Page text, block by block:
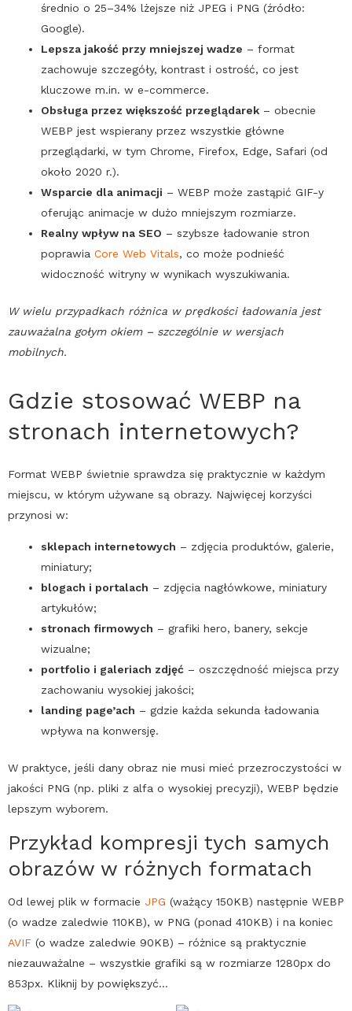
średnio o 25–34% lżejsze niż JPEG i PNG (źródło:
Google).
Lepsza jakość przy mniejszej wadze – format
zachowuje szczegóły, kontrast i ostrość, co jest
kluczowe m.in. w e-commerce.
Obsługa przez większość przeglądarek – obecnie
WEBP jest wspierany przez wszystkie główne
przeglądarki, w tym Chrome, Firefox, Edge, Safari (od
około 2020 r.).
Wsparcie dla animacji – WEBP może zastąpić GIF-y
oferując animacje w dużo mniejszym rozmiarze.
Realny wpływ na SEO – szybsze ładowanie stron
poprawia Core Web Vitals, co może podnieść
widoczność witryny w wynikach wyszukiwania.
W wielu przypadkach różnica w prędkości ładowania jest
zauważalna gołym okiem – szczególnie w wersjach
mobilnych.
Gdzie stosować WEBP na
stronach internetowych?
Format WEBP świetnie sprawdza się praktycznie w każdym
miejscu, w którym używane są obrazy. Najwięcej korzyści
przynosi w:
sklepach internetowych – zdjęcia produktów, galerie,
miniatury;
blogach i portalach – zdjęcia nagłówkowe, miniatury
artykułów;
stronach firmowych – grafiki hero, banery, sekcje
wizualne;
portfolio i galeriach zdjęć – oszczędność miejsca przy
zachowaniu wysokiej jakości;
landing page’ach – gdzie każda sekunda ładowania
wpływa na konwersję.
W praktyce, jeśli dany obraz nie musi mieć przezroczystości w
jakości PNG (np. pliki z alfa o wysokiej precyzji), WEBP będzie
lepszym wyborem.
Przykład kompresji tych samych
obrazów w różnych formatach
Od lewej plik w formacie JPG (ważący 150KB) następnie WEBP
(o wadze zaledwie 110KB), w PNG (ponad 410KB) i na koniec
AVIF (o wadze zaledwie 90KB) – różnice są praktycznie
niezauważalne – wszystkie grafiki są w rozmiarze 1280px do
853px. Kliknij by powiększyć…